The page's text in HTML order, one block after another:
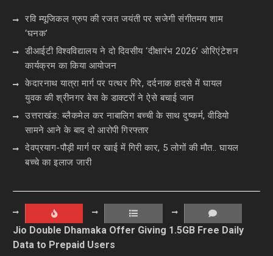
रवि म्यूजिकल ग्रुप की रजत जयंती पर सजेगी संगीतमय शाम
‘घनक’
डीआईटी विश्वविद्यालय ने दो दिवसीय ‘दीक्षारंभ 2026’ ओरिएंटेशन
कार्यक्रम का किया आयोजन
केदारनाथ यात्रा मार्ग पर पत्थर गिरे, दर्दनाक हादसे में घायल
युवक की श्रीनगर बेस के डाक्टरों ने ऐसे बचाई जान
उत्तराखंड: ब्लैकमेल कर नाबालिग बच्ची के साथ दुष्कर्म, वीडियो
सामने आने के बाद दो आरोपी गिरफ्तार
देवप्रयाग-पौड़ी मार्ग पर खाई में गिरी कार, 5 लोगों की मौत.. घायल
बच्चे का इलाज जारी
Jio Double Dhamaka Offer Giving 1.5GB Free Daily
Data to Prepaid Users